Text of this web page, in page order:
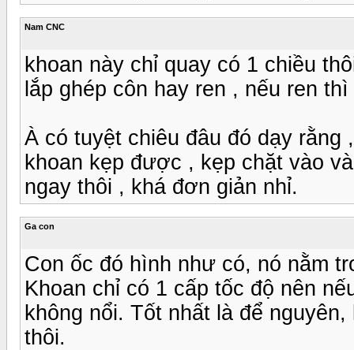
Nam CNC
khoan này chỉ quay có 1 chiều
lắp ghép côn hay ren , nếu ren
À có tuyệt chiêu đâu đó dạy
khoan kẹp được , kẹp chặt vào
ngay thôi , khá đơn giản nhỉ.
Ga con
Con ốc đó hình như có, nó nằm
Khoan chỉ có 1 cấp tốc độ nên
không nổi. Tốt nhất là để
thôi.